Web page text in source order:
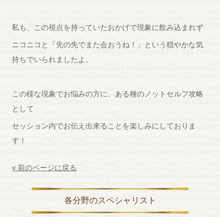
私も、この視点を持っていたおかげで現象に飲み込まれず
ニコニコと「先の先でまた会おうね！」という穏やかな気
持ちでいられましたよ。
この様な現象でお悩みの方に、ある種のノットセルフ攻略
として
セッション内でお伝え出来ることを楽しみにしておりま
す！
« 前のページに戻る
各分野のスペシャリスト